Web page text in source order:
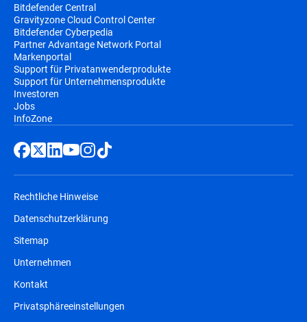
Bitdefender Central
Gravityzone Cloud Control Center
Bitdefender Cyberpedia
Partner Advantage Network Portal
Markenportal
Support für Privatanwenderprodukte
Support für Unternehmensprodukte
Investoren
Jobs
InfoZone
Rechtliche Hinweise
Datenschutzerklärung
Sitemap
Unternehmen
Kontakt
Privatsphäreeinstellungen